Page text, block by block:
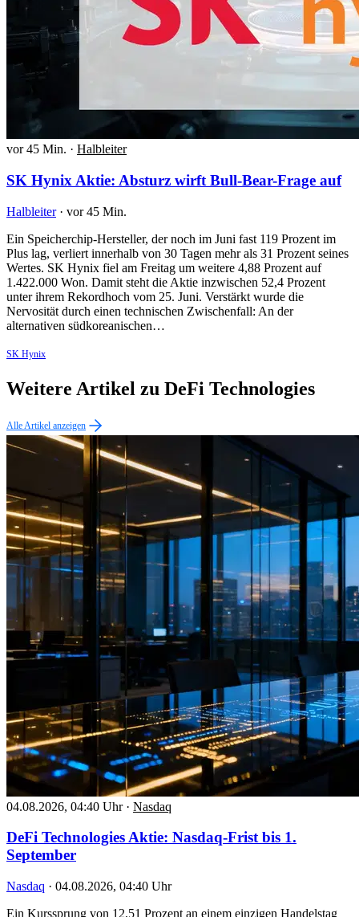
vor 45 Min. · Halbleiter
SK Hynix Aktie: Absturz wirft Bull-Bear-Frage auf
Halbleiter · vor 45 Min.
Ein Speicherchip-Hersteller, der noch im Juni fast 119 Prozent im
Plus lag, verliert innerhalb von 30 Tagen mehr als 31 Prozent seines
Wertes. SK Hynix fiel am Freitag um weitere 4,88 Prozent auf
1.422.000 Won. Damit steht die Aktie inzwischen 52,4 Prozent
unter ihrem Rekordhoch vom 25. Juni. Verstärkt wurde die
Nervosität durch einen technischen Zwischenfall: An der
alternativen südkoreanischen…
SK Hynix
Weitere Artikel zu DeFi Technologies
Alle Artikel anzeigen
04.08.2026, 04:40 Uhr · Nasdaq
DeFi Technologies Aktie: Nasdaq-Frist bis 1.
September
Nasdaq · 04.08.2026, 04:40 Uhr
Ein Kurssprung von 12,51 Prozent an einem einzigen Handelstag